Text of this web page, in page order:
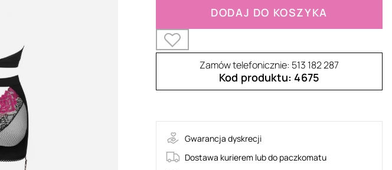
DODAJ DO KOSZYKA
Zamów telefonicznie: 513 182 287
Kod produktu: 4675
Gwarancja dyskrecji
Dostawa kurierem lub do paczkomatu